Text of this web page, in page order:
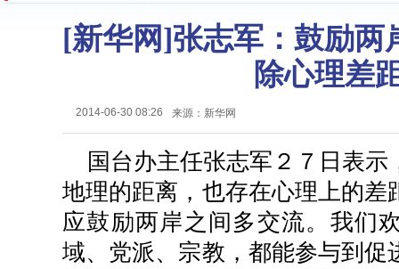
[新华网]张志军：鼓励两
除心理差
2014-06-30 08:26 来源：新华网
国台办主任张志军２７日表示
地理的距离，也存在心理上的差
应鼓励两岸之间多交流。我们
域、党派、宗教，都能参与到促